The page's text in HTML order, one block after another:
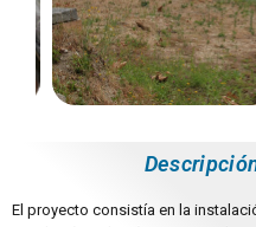
El proyecto consistía en la